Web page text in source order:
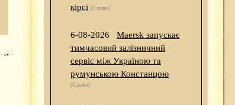
кірсі (Слово)
6-08-2026
Maersk запускає
тимчасовий залізничний
сервіс між Україною та
румунською Констанцою
(Слово)